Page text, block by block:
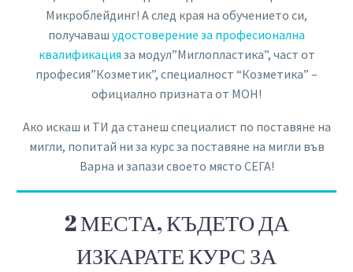
Микроблейдинг! А след края на обучението си,
получаваш удостоверение за професионална
квалификация за модул”Миглопластика”, част от
професия”Козметик”, специалност “Козметика” –
официално призната от МОН!
Ако искаш и ТИ да станеш специалист по поставяне на
мигли, попитай ни за курс за поставяне на мигли във
Варна и запази своето място СЕГА!
2 МЕСТА, КЪДЕТО ДА
ИЗКАРАТЕ КУРС ЗА